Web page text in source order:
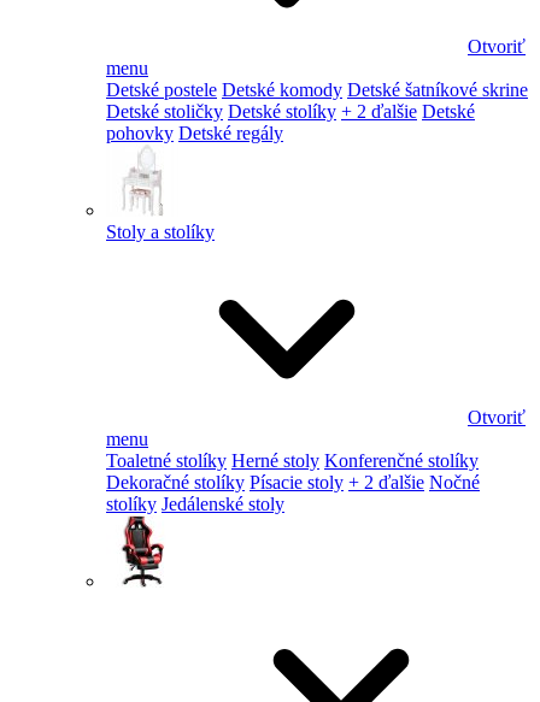
Otvoriť
menu
Detské postele Detské komody Detské šatníkové skrine
Detské stoličky Detské stolíky + 2 ďalšie Detské
pohovky Detské regály
Stoly a stolíky
Otvoriť
menu
Toaletné stolíky Herné stoly Konferenčné stolíky
Dekoračné stolíky Písacie stoly + 2 ďalšie Nočné
stolíky Jedálenské stoly